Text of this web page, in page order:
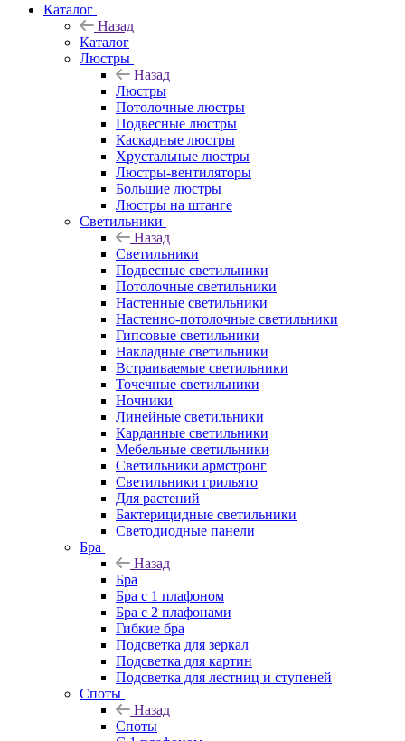
Каталог
Назад
Каталог
Люстры
Назад
Люстры
Потолочные люстры
Подвесные люстры
Каскадные люстры
Хрустальные люстры
Люстры-вентиляторы
Большие люстры
Люстры на штанге
Светильники
Назад
Светильники
Подвесные светильники
Потолочные светильники
Настенные светильники
Настенно-потолочные светильники
Гипсовые светильники
Накладные светильники
Встраиваемые светильники
Точечные светильники
Ночники
Линейные светильники
Карданные светильники
Мебельные светильники
Светильники армстронг
Светильники грильято
Для растений
Бактерицидные светильники
Светодиодные панели
Бра
Назад
Бра
Бра с 1 плафоном
Бра с 2 плафонами
Гибкие бра
Подсветка для зеркал
Подсветка для картин
Подсветка для лестниц и ступеней
Споты
Назад
Споты